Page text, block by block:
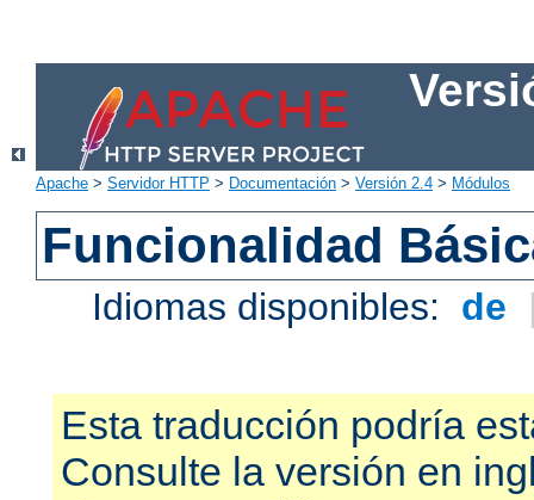
Apache > Servidor HTTP > Documentación > Versión 2.4 > Módulos
Funcionalidad
Idiomas disponibles: de
Esta traducción podría
Consulte la versión en